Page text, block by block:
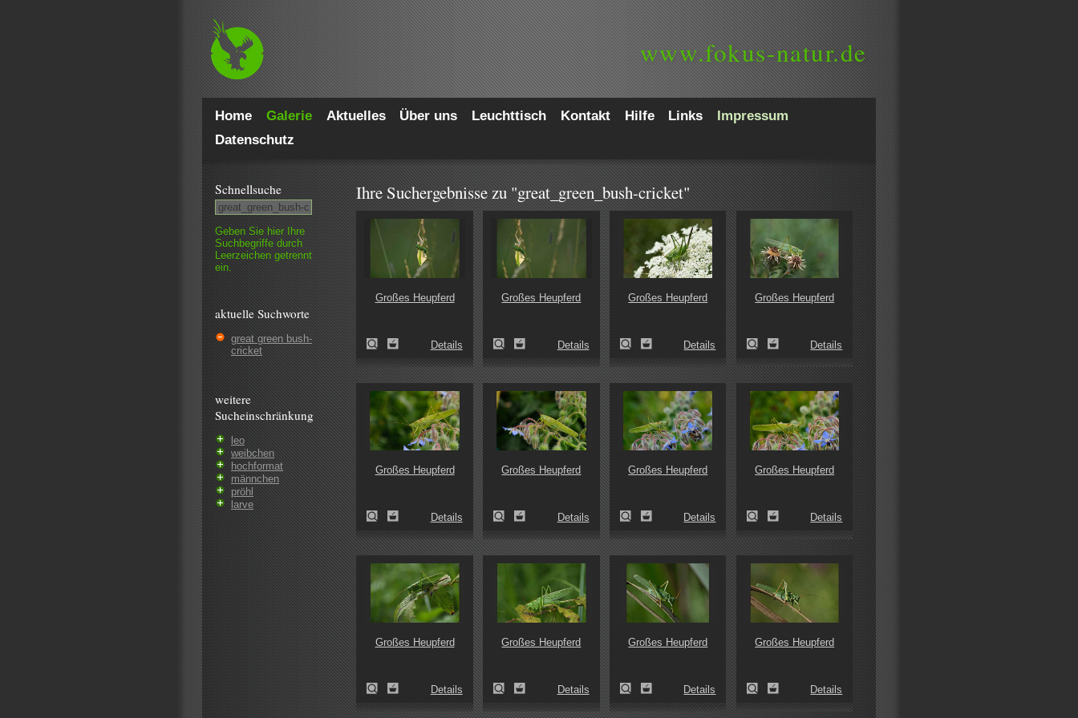
www.fokus-natur.de
Home Galerie Aktuelles Über uns Leuchttisch Kontakt Hilfe Links
Impressum
Datenschutz
Schnell­suche
Geben Sie hier Ihre
Such­begriffe durch
Leer­zeichen getrennt
ein.
aktuelle Suchworte
great green bush-
cricket
weitere
Sucheinschränkung
leo
weibchen
hochformat
männchen
pröhl
larve
Ihre Suchergebnisse zu "great_green_bush-cricket"
Großes Heupferd
Details
Großes Heupferd
Details
Großes Heupferd
Details
Großes Heupferd
Details
Großes Heupferd
Details
Großes Heupferd
Details
Großes Heupferd
Details
Großes Heupferd
Details
Großes Heupferd
Details
Großes Heupferd
Details
Großes Heupferd
Details
Großes Heupferd
Details